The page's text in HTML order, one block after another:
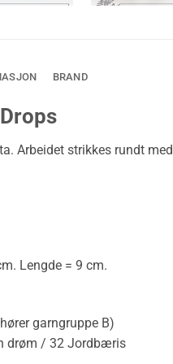
BRAND
Arbeidet strikkes rundt
Lengde = 9 cm.
garngruppe B)
drøm / 32 Jordbæris